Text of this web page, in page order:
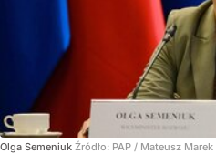
Olga Semeniuk Źródło: PAP / Mateusz Marek